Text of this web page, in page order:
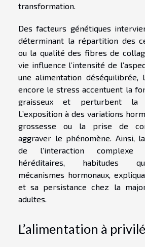
transformation.
Des facteurs génétiques
déterminant la répartition des
ou la qualité des fibres de
vie influence l’intensité de
une alimentation déséquilibrée,
encore le stress accentuent la
graisseux et perturbent la
L’exposition à des variations
grossesse ou la prise de
aggraver le phénomène. Ainsi,
de l’interaction complexe
héréditaires, habitudes
mécanismes hormonaux,
et sa persistance chez la
adultes.
L’alimentation à